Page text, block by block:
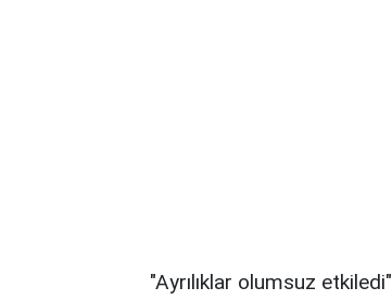
"Ayrılıklar olumsuz etkiledi"